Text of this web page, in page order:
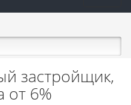
застройщик,
от 6%